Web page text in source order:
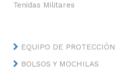
Tenidas Militares
EQUIPO DE PROTECCIÓN
BOLSOS Y MOCHILAS